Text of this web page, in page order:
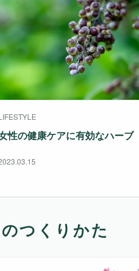
性の健康ケアに有効なハーブ
つくりかた